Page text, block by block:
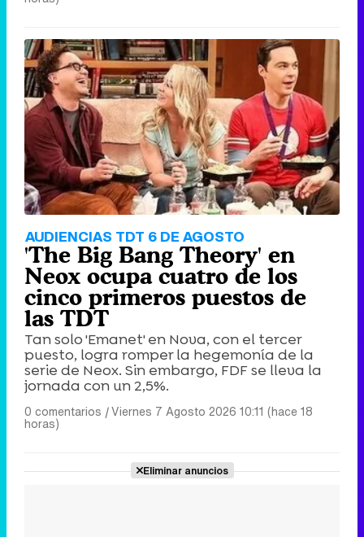
AUDIENCIAS TDT 6 DE AGOSTO
'The Big Bang Theory' en
Neox ocupa cuatro de los
cinco primeros puestos de
las TDT
Tan solo 'Emanet' en Nova, con el tercer
puesto, logra romper la hegemonía de la
serie de Neox. Sin embargo, FDF se lleva la
jornada con un 2,5%.
0 comentarios |Viernes 7 Agosto 2026 10:11 (hace 18
horas)
Eliminar anuncios